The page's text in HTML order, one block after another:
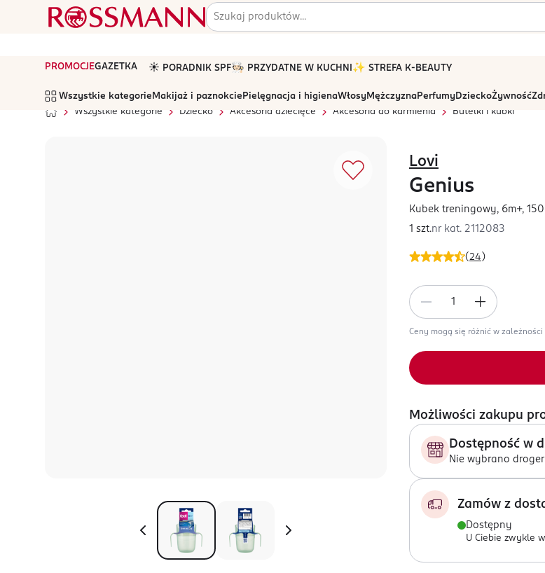
PROMOCJEGAZETKA ☀️ PORADNIK SPF🧑🏻‍🍳 PRZYDATNE W KUCHNI ✨ STREFA K-BEAUTY
Wszystkie kategorie Makijaż i paznokcie Pielęgnacja i higienaWłosyMężczyznaPerfumyDzieckoŻywność
Wszystkie kategorie
Dziecko Akcesoria dziecięce Akcesoria do karmienia Butelki i kubki
(24 )
Lovi
Genius
Kubek treningowy, 6m+,
1 szt.nr kat. 2112083
Ceny mogą się różnić w zależności
Możliwości zakupu
Dostępność w
Nie wybrano
Zamów z
Dostępny
U Ciebie zwykle